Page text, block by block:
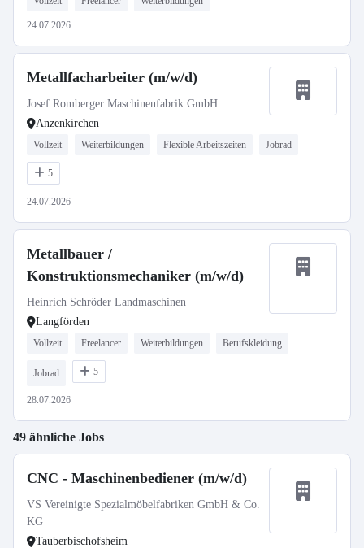
24.07.2026
Metallfacharbeiter (m/w/d)
Josef Romberger Maschinenfabrik GmbH
Anzenkirchen
Vollzeit Weiterbildungen Flexible Arbeitszeiten Jobrad
5
24.07.2026
Metallbauer /
Konstruktionsmechaniker (m/w/d)
Heinrich Schröder Landmaschinen
Langförden
Vollzeit Freelancer Weiterbildungen Berufskleidung
Jobrad 5
28.07.2026
49 ähnliche Jobs
CNC - Maschinenbediener (m/w/d)
VS Vereinigte Spezialmöbelfabriken GmbH & Co.
KG
Tauberbischofsheim